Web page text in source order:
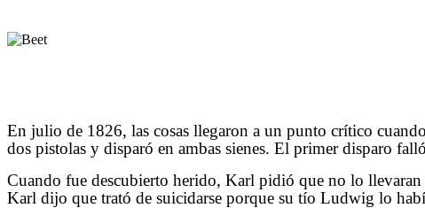
En julio de 1826, las cosas llegaron a un punto crítico
dos pistolas y disparó en ambas sienes. El primer disparo
Cuando fue descubierto herido, Karl pidió que no lo llevaran
Karl dijo que trató de suicidarse porque su tío Ludwig lo